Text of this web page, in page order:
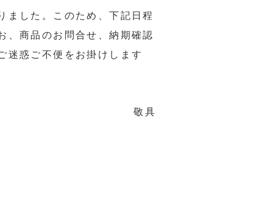
ました。このため、下記日程
、商品のお問合せ、納期確認
迷惑ご不便をお掛けします
敬具